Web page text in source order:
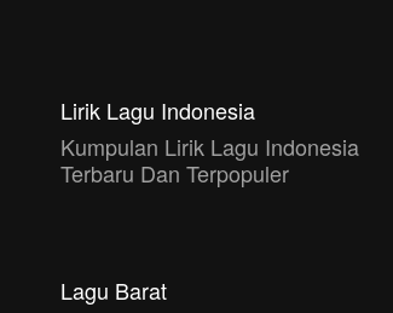
Lirik Lagu Indonesia
Kumpulan Lirik Lagu Indonesia
Terbaru Dan Terpopuler
Lagu Barat